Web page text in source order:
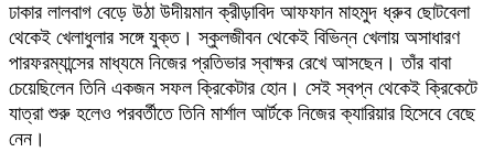
ঢাকার লালবাগ বেড়ে উঠা উদীয়মান ক্রীড়াবিদ আফফান মাহমুদ ধ্রুব ছোটবেলা
থেকেই খেলাধুলার সঙ্গে যুক্ত। স্কুলজীবন থেকেই বিভিন্ন খেলায় অসাধারণ
পারফরম্যান্সের মাধ্যমে নিজের প্রতিভার স্বাক্ষর রেখে আসছেন। তাঁর বাবা
চেয়েছিলেন তিনি একজন সফল ক্রিকেটার হোন। সেই স্বপ্ন থেকেই ক্রিকেটে
যাত্রা শুরু হলেও পরবর্তীতে তিনি মার্শাল আর্টকে নিজের ক্যারিয়ার হিসেবে বেছে
নেন।